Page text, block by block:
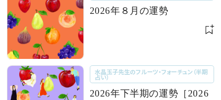
2026年８月の運勢
水晶玉子先生のフルーツ・フォーチュン（半期
占い）
2026年下半期の運勢［2026